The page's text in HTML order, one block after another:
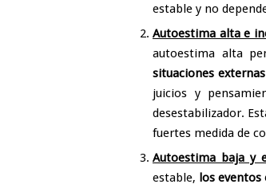
estable y no
Autoestima alta e
autoestima alta
situaciones
juicios y
desestabilizador.
fuertes medida de
Autoestima baja y
estable, los